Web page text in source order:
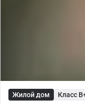
Жилой дом Класс